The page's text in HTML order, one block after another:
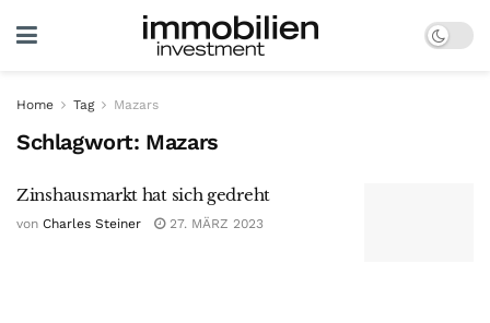
Home Tag Mazars
Schlagwort: Mazars
Zinshausmarkt hat sich gedreht
von Charles Steiner 27. MÄRZ 2023